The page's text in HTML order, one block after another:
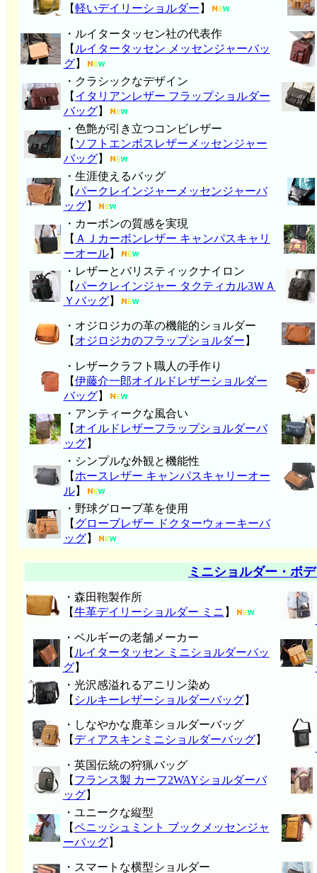
【軽いデイリーショルダー 】
・ルイタータッセン社の代表作
【 ルイタータッセン メッセンジャーバッ
グ】
・クラシックなデザイン
【 イタリアンレザー フラップショルダー
バッグ】
・色艶が引き立つコンビレザー
【 ソフトエンボスレザーメッセンジャー
バッグ】
・生涯使えるバッグ
【パークレインジャーメッセンジャーバ
ッグ】
・カーボンの質感を実現
【 ＡＪカーボンレザー キャンパスキャリ
ーオール】
・レザーとバリスティックナイロン
【パークレインジャー タクティカル3ＷＡ
Ｙバッグ】
・オジロジカの革の機能的ショルダー
【 オジロジカのフラップショルダー 】
・レザークラフト職人の手作り
【伊藤介一郎オイルドレザーショルダー
バッグ】
・アンティークな風合い
【 オイルドレザーフラップショルダーバ
ッグ】
・シンプルな外観と機能性
【 ホースレザー キャンパスキャリーオー
ル】
・野球グローブ革を使用
【 グローブレザー ドクターウォーキーバ
ッグ】
ミニショルダー・ボ
・森田鞄製作所
【牛革デイリーショルダー ミニ 】
・ベルギーの老舗メーカー
【 ルイタータッセン ミニショルダーバッ
グ】
・光沢感溢れるアニリン染め
【 シルキーレザーショルダーバッグ】
・しなやかな鹿革ショルダーバッグ
【 ディアスキンミニショルダーバッグ】
・英国伝統の狩猟バッグ
【 フランス製 カーフ2WAYショルダーバ
ッグ】
・ユニークな縦型
【ペニッシュミント ブックメッセンジャ
ーバッグ】
・スマートな横型ショルダー